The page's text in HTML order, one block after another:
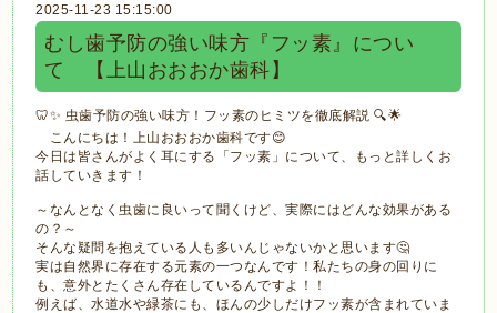
2025-11-23 15:15:00
むし歯予防の強い味方『フッ素』につい
て 【上山おおおか歯科】
🦷✨ 虫歯予防の強い味方！フッ素のヒミツを徹底解説 🔍🌟
こんにちは！上山おおおか歯科です😊
今日は皆さんがよく耳にする「フッ素」について、もっと詳しくお
話していきます！
～なんとなく虫歯に良いって聞くけど、実際にはどんな効果がある
の？～
そんな疑問を抱えている人も多いんじゃないかと思います🤔
実は自然界に存在する元素の一つなんです！私たちの身の回りに
も、意外とたくさん存在しているんですよ！！
例えば、水道水や緑茶にも、ほんの少しだけフッ素が含まれていま